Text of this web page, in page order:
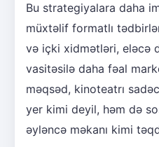
Bu strategiyalara daha
müxtəlif formatlı
və içki xidmətləri, eləcə
vasitəsilə daha fəal
məqsəd, kinoteatrı
yer kimi deyil, həm də
əyləncə məkanı kimi